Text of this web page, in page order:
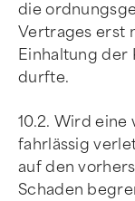
die
Vertrages erst
Einhaltung der
durfte.
10.2. Wird
fahrlässig
auf den
Schaden